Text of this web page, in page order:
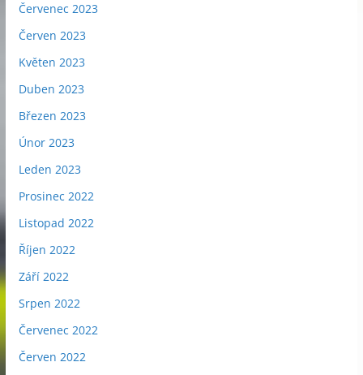
Červenec 2023
Červen 2023
Květen 2023
Duben 2023
Březen 2023
Únor 2023
Leden 2023
Prosinec 2022
Listopad 2022
Říjen 2022
Září 2022
Srpen 2022
Červenec 2022
Červen 2022